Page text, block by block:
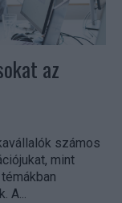
az
számos
mint
A...